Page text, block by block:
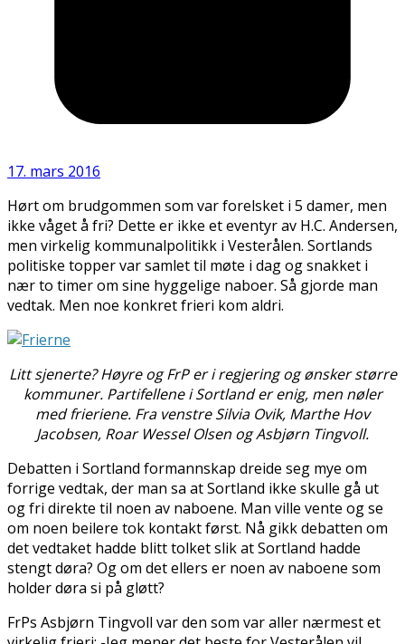
17. mars 2016
Hørt om brudgommen som var forelsket i 5 damer, men
ikke våget å fri? Dette er ikke et eventyr av H.C. Andersen,
men virkelig kommunalpolitikk i Vesterålen. Sortlands
politiske topper var samlet til møte i dag og snakket i
nær to timer om sine hyggelige naboer. Så gjorde man
vedtak. Men noe konkret frieri kom aldri.
Litt sjenerte? Høyre og FrP er i regjering og ønsker større
kommuner. Partifellene i Sortland er enig, men nøler
med frieriene. Fra venstre Silvia Ovik, Marthe Hov
Jacobsen, Roar Wessel Olsen og Asbjørn Tingvoll.
Debatten i Sortland formannskap dreide seg mye om
forrige vedtak, der man sa at Sortland ikke skulle gå ut
og fri direkte til noen av naboene. Man ville vente og se
om noen beilere tok kontakt først. Nå gikk debatten om
det vedtaket hadde blitt tolket slik at Sortland hadde
stengt døra? Og om det ellers er noen av naboene som
holder døra si på gløtt?
FrPs Asbjørn Tingvoll var den som var aller nærmest et